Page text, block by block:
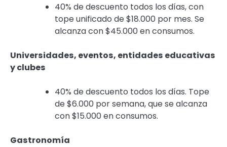
40% de descuento todos los días, con
tope unificado de $18.000 por mes. Se
alcanza con $45.000 en consumos.
Universidades, eventos, entidades educativas
y clubes
40% de descuento todos los días. Tope
de $6.000 por semana, que se alcanza
con $15.000 en consumos.
Gastronomía